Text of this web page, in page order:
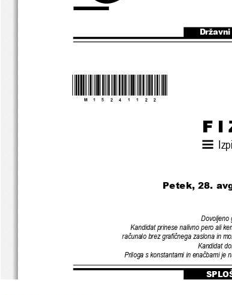
Dovoljeno
Kandidat prinese nalivno pero ali
računalo brez grafičnega zaslona in
Kandidat
Priloga s konstantami in enačbami je
Petek, 28.